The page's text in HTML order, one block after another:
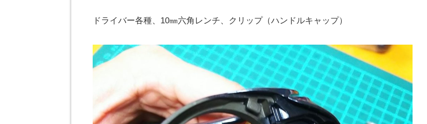
ドライバー各種、10㎜六角レンチ、クリップ（ハンドルキャップ）